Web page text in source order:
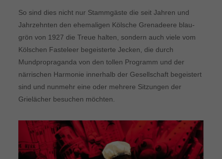
So sind dies nicht nur Stammgäste die seit Jahren und
Jahrzehnten den ehemaligen Kölsche Grenadeere blau-
grön von 1927 die Treue halten, sondern auch viele vom
Kölschen Fasteleer begeisterte Jecken, die durch
Mundpropraganda von den tollen Programm und der
närrischen Harmonie innerhalb der Gesellschaft begeistert
sind und nunmehr eine oder mehrere Sitzungen der
Grielächer besuchen möchten.